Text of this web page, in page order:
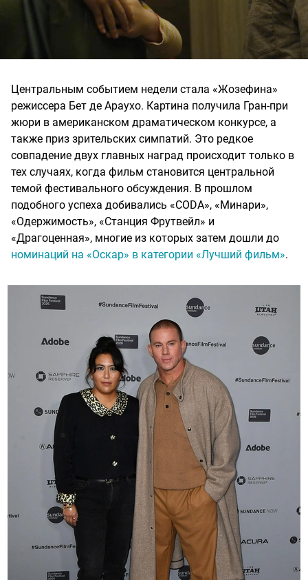
Центральным событием недели стала «Жозефина»
режиссера Бет де Араухо. Картина получила Гран-при
жюри в американском драматическом конкурсе, а
также приз зрительских симпатий. Это редкое
совпадение двух главных наград происходит только в
тех случаях, когда фильм становится центральной
темой фестивального обсуждения. В прошлом
подобного успеха добивались «CODA», «Минари»,
«Одержимость», «Станция Фрутвейл» и
«Драгоценная», многие из которых затем дошли до
номинаций на «Оскар» в категории «Лучший фильм».